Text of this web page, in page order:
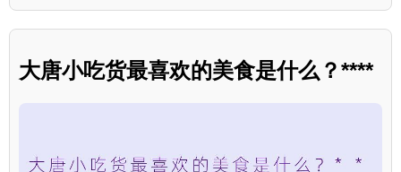
大唐小吃货最喜欢的美食是什么？****